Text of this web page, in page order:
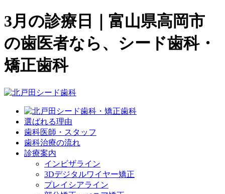
3月の診療日｜富山県高岡市
の歯医者なら、シード歯科・
矯正歯科
選ばれる理由
歯科医師・スタッフ
歯科治療の流れ
診療案内
インビザライン
3Dデジタルワイヤー矯正
プレイシアライン